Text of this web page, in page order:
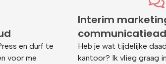
en durf te
voor me
Interim
Heb je wat tijdelijke
kantoor? Ik vlieg graag